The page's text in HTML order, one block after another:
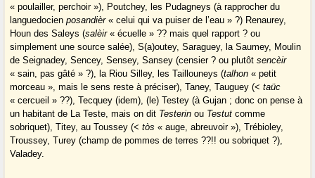
« poulailler, perchoir »), Poutchey, les Pudagneys (à rapprocher du
languedocienposandièr« celui qui va puiser de l’eau » ?) Renaurey,
Houn des Saleys (salèir« écuelle » ?? mais quel rapport ? ou
simplement une source salée), S(a)outey, Saraguey, la Saumey, Moulin
de Seignadey, Sencey, Sensey, Sansey (censier ? ou plutôtsencèir
« sain, pas gâté » ?), la Riou Silley, les Taillouneys (talhon « petit
morceau », mais le sens reste à préciser), Taney, Tauguey (<taüc
« cercueil » ??), Tecquey (idem), (le) Testey (à Gujan ; donc on pense à
un habitant de La Teste, mais on dit Testerin ou Testut comme
sobriquet), Titey, au Toussey (<tòs « auge, abreuvoir »), Trébioley,
Troussey, Turey (champ de pommes de terres ??!! ou sobriquet ?),
Valadey.